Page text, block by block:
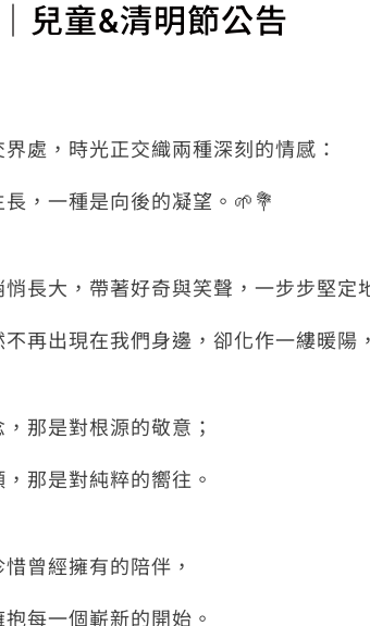
兒童&清明節公告
處，時光正交織兩種深刻的情感：
，一種是向後的凝望。🌱💐
長大，帶著好奇與笑聲，一步步堅定
再出現在我們身邊，卻化作一縷暖陽
那是對根源的敬意；
那是對純粹的嚮往。
曾經擁有的陪伴，
每一個嶄新的開始。